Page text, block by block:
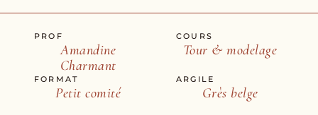
PROF
Amandine
Charmant
COURS
Tour & modelage
FORMAT
Petit comité
ARGILE
Grès belge